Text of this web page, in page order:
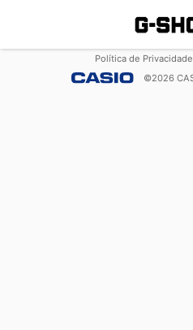
Política de Privacidade
©2026